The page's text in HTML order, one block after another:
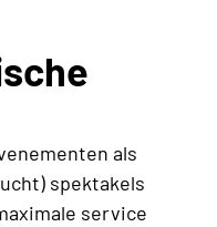
als
spektakels
service